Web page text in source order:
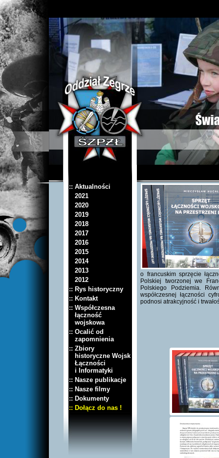
:: Aktualności
2021
2020
2019
2018
2017
2016
2015
2014
2013
2012
:: Rys historyczny
:: Kontakt
:: Współczesna
łączność
wojskowa
:: Ocalić od
zapomnienia
:: Zbiory
historyczne Wojsk
Łączności
i Informatyki
:: Nasze publikacje
:: Nasze filmy
:: Dokumenty
:: Dołącz do nas !
o francuskim sprzęcie
Polskiej tworzonej we
Polskiego Podziemia.
współczesnej łączności
podnosi atrakcyjność i